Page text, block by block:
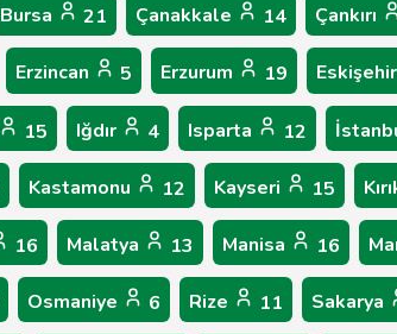
Bursa 21 Çanakkale 14 Çankırı
Erzincan 5 Erzurum 19 Eskişehir
15 Iğdır 4 Isparta 12
Kastamonu 12 Kayseri 15
16 Malatya 13 Manisa 16
Osmaniye 6 Rize 11 Sakarya